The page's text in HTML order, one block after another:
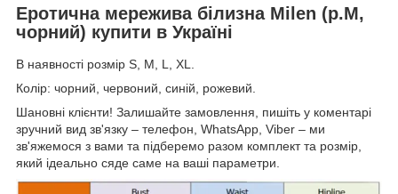
Еротична мережива білизна Milen (р.M,
чорний) купити в Україні
В наявності розмір S, М, L, XL.
Колір: чорний, червоний, синій, рожевий.
Шановні клієнти! Залишайте замовлення, пишіть у коментарі
зручний вид зв'язку – телефон, WhatsApp, Viber – ми
зв'яжемося з вами та підберемо разом комплект та розмір,
який ідеально сяде саме на ваші параметри.